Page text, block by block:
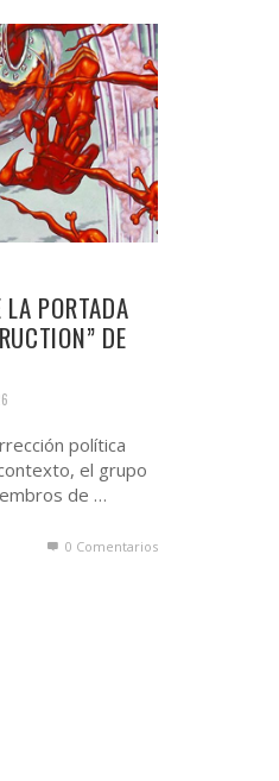
PORTADA
DE
política
el grupo
de …
0 Comentarios